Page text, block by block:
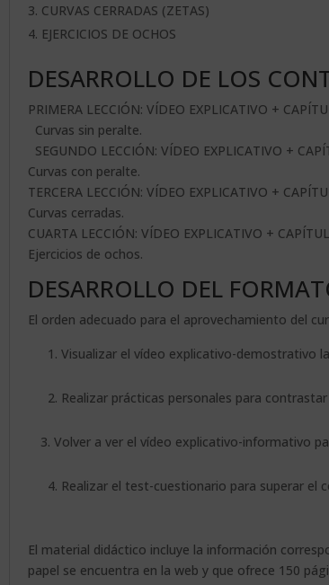
CURVAS CERRADAS (ZETAS)
EJERCICIOS DE OCHOS
DESARROLLO DE LOS
PRIMERA LECCIÓN: VÍDEO EXPLICATIVO +
Curvas sin peralte.
SEGUNDO LECCIÓN: VÍDEO EXPLICATIVO +
Curvas con peralte.
TERCERA LECCIÓN: VÍDEO EXPLICATIVO +
Curvas cerradas.
CUARTA LECCIÓN: VÍDEO EXPLICATIVO +
Ejercicios de ochos.
DESARROLLO DEL
El orden adecuado para el aprovechamiento del
1. Visualizar el vídeo explicativo-demostrativo
2. Realizar prácticas personales para
3. Volver a ver el vídeo explicativo-informativo
4. Realizar el test-cuestionario para superar el
El material didáctico incluye la información
papel se encuentra en la web y que ofrece 150